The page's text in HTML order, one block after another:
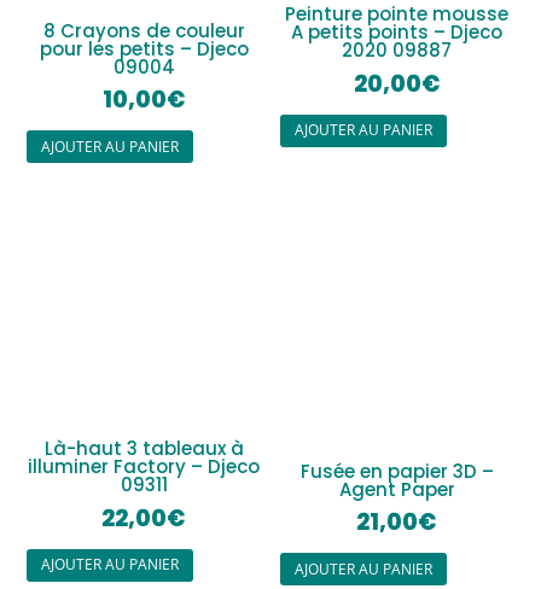
8 Crayons de couleur
pour les petits – Djeco
09004
10,00€
AJOUTER AU PANIER
Peinture pointe mousse
A petits points – Djeco
2020 09887
20,00€
AJOUTER AU PANIER
Là-haut 3 tableaux à
illuminer Factory – Djeco
09311
22,00€
AJOUTER AU PANIER
Fusée en papier 3D –
Agent Paper
21,00€
AJOUTER AU PANIER